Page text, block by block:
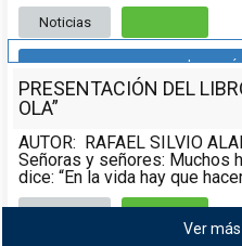
Noticias
Leer
PRESENTACIÓN DEL
OLA”
AUTOR: RAFAEL SILVIO
Señoras y señores: Muchos
dice: “En la vida hay que
Ver